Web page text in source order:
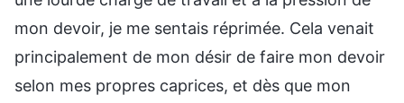
mon devoir, je me sentais réprimée. Cela venait
principalement de mon désir de faire mon devoir
selon mes propres caprices, et dès que mon